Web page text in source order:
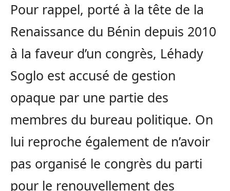
Pour rappel, porté à la tête de la
Renaissance du Bénin depuis 2010
à la faveur d’un congrès, Léhady
Soglo est accusé de gestion
opaque par une partie des
membres du bureau politique. On
lui reproche également de n’avoir
pas organisé le congrès du parti
pour le renouvellement des